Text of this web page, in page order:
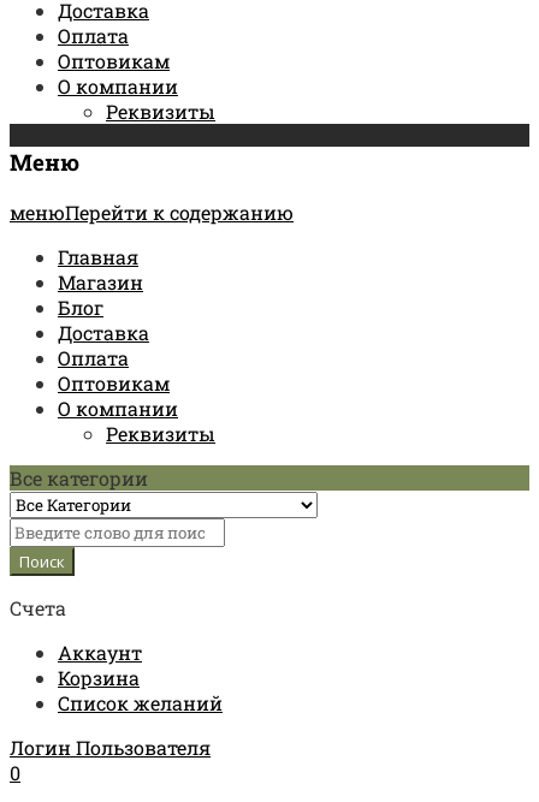
Доставка
Оплата
Оптовикам
О компании
Реквизиты
Меню
менюПерейти к содержанию
Главная
Магазин
Блог
Доставка
Оплата
Оптовикам
О компании
Реквизиты
Все категории
Счета
Аккаунт
Корзина
Список желаний
Логин Пользователя
0